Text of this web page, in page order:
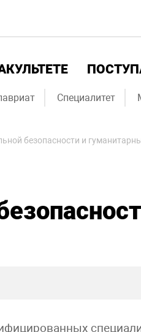
Специалитет
безопасности и